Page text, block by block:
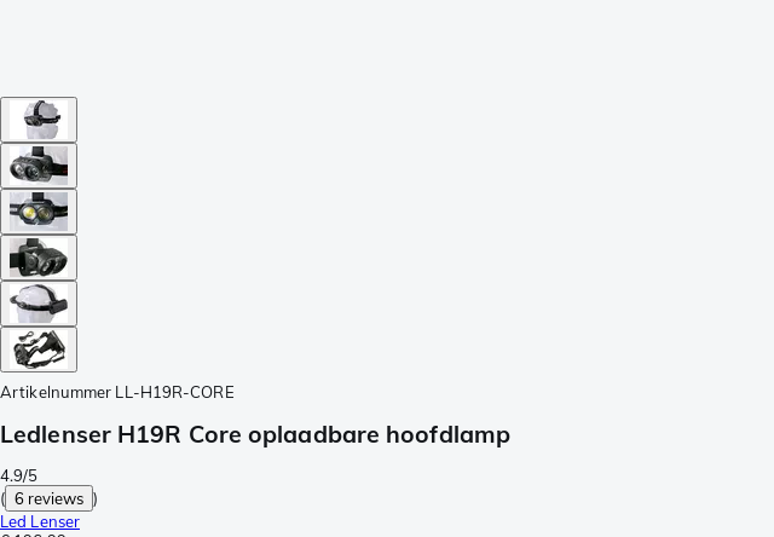
Artikelnummer LL-H19R-CORE
Ledlenser H19R Core oplaadbare hoofdlamp
4.9/5
( 6 reviews )
Led Lenser